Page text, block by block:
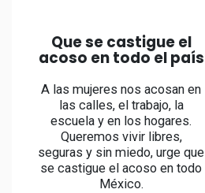
Que se castigue el
acoso en todo el país
A las mujeres nos acosan en
las calles, el trabajo, la
escuela y en los hogares.
Queremos vivir libres,
seguras y sin miedo, urge que
se castigue el acoso en todo
México.